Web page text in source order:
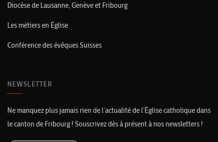
Diocèse de Lausanne, Genève et Fribourg
Les métiers en Église
Conférence des évêques Suisses
NEWSLETTER
Ne manquez plus jamais rien de l’actualité de l’Église catholique dans
le canton de Fribourg ! Souscrivez dès à présent à nos newsletters !